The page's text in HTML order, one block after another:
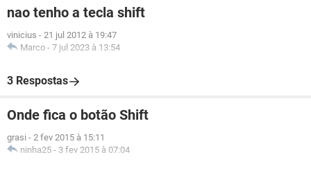
nao tenho a tecla shift
vinicius - 21 jul 2012 à 19:47
Marco - 7 jul 2023 à 13:54
3 Respostas
Onde fica o botão Shift
grasi - 2 fev 2015 à 15:11
ninha25 - 3 fev 2015 à 07:04